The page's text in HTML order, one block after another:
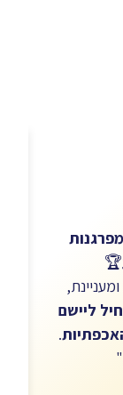
🏆
ליישם
.